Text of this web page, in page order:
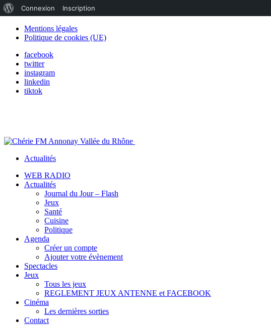
Mentions légales
Politique de cookies (UE)
facebook
twitter
instagram
linkedin
tiktok
Actualités
WEB RADIO
Actualités
Journal du Jour – Flash
Jeux
Santé
Cuisine
Politique
Agenda
Créer un compte
Ajouter votre évènement
Spectacles
Jeux
Tous les jeux
REGLEMENT JEUX ANTENNE et FACEBOOK
Cinéma
Les dernières sorties
Contact
de
WordPress
Connexion Inscription